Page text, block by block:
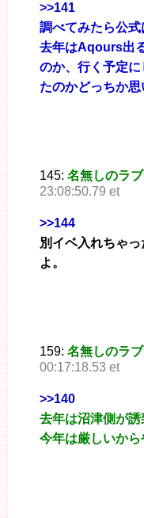
>>141
調べてみたら公
去年はAqours出
のか、行く予定
たのかどっちか
145: 名無しのラ
23:08:50.79 et
>>144
別イベ入れちゃ
よ。
159: 名無しのラ
00:17:18.53 et
>>140
去年は沼津側が
今年は厳しいか